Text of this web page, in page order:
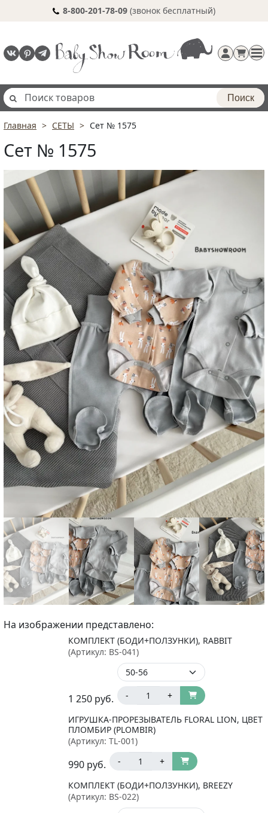
8-800-201-78-09 (звонок бесплатный)
Поиск
Главная СЕТЫ Сет № 1575
Сет № 1575
На изображении представлено:
КОМПЛЕКТ (БОДИ+ПОЛЗУНКИ), RABBIT
(Артикул: BS-041)
1 250 руб. - +
ИГРУШКА-ПРОРЕЗЫВАТЕЛЬ FLORAL LION, ЦВЕТ
ПЛОМБИР (PLOMBIR)
(Артикул: TL-001)
990 руб. - +
КОМПЛЕКТ (БОДИ+ПОЛЗУНКИ), BREEZY
(Артикул: BS-022)